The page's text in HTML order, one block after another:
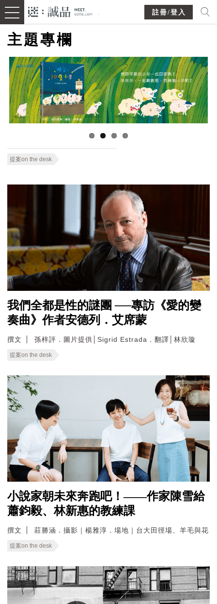
註冊/登入
主題專欄
提案on the desk
我們全都是性的謎團 ──專訪《愛的變
奏曲》作者安德列．艾席蒙
撰文 孫梓評．圖片提供│Sigrid Estrada．翻譯│林欣璇
提案on the desk
小說家朝未來奔跑吧！——作家陳雪給
蕭鈞毅、林新惠的教練課
撰文 莊勝涵．攝影｜楊雅淳．場地｜台大田徑場、羊毛與花
提案on the desk